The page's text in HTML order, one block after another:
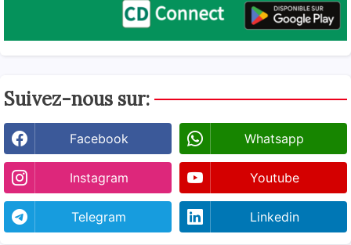
Suivez-nous sur:
Facebook Whatsapp
Instagram Youtube
Telegram Linkedin